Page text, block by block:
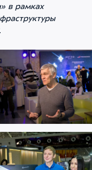
в рамках